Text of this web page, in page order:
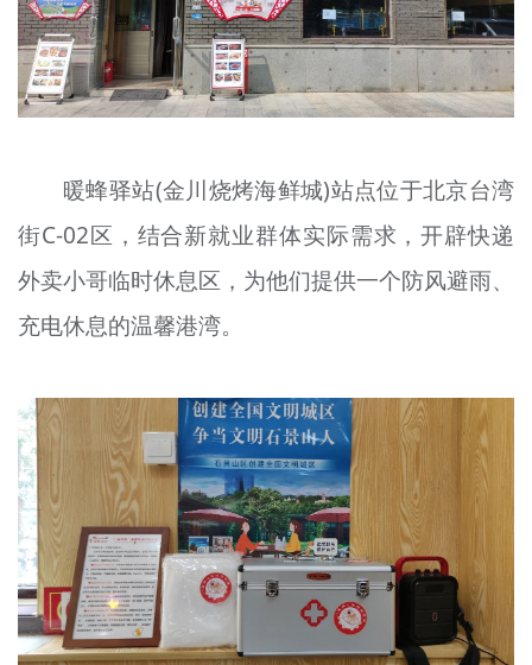
暖蜂驿站(金川烧烤海鲜城)站点位于北京台湾
街C-02区，结合新就业群体实际需求，开辟快递
外卖小哥临时休息区，为他们提供一个防风避雨、
充电休息的温馨港湾。